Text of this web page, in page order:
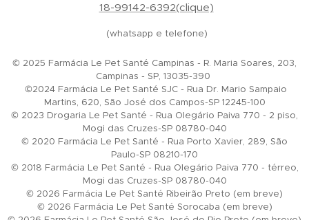
18-99142-6392(clique)
(whatsapp e telefone)
© 2025 Farmácia Le Pet Santé Campinas - R. Maria Soares, 203,
Campinas - SP, 13035-390
©2024 Farmácia Le Pet Santé SJC - Rua Dr. Mario Sampaio
Martins, 620, São José dos Campos-SP 12245-100
© 2023 Drogaria Le Pet Santé - Rua Olegário Paiva 770 - 2 piso,
Mogi das Cruzes-SP 08780-040
© 2020 Farmácia Le Pet Santé - Rua Porto Xavier, 289, São
Paulo-SP 08210-170
© 2018 Farmácia Le Pet Santé - Rua Olegário Paiva 770 - térreo,
Mogi das Cruzes-SP 08780-040
© 2026 Farmácia Le Pet Santé Ribeirão Preto (em breve)
© 2026 Farmácia Le Pet Santé Sorocaba (em breve)